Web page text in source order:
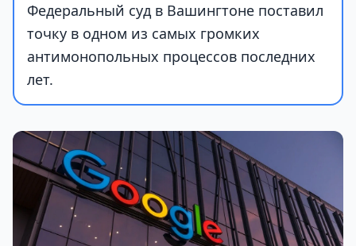
Федеральный суд в Вашингтоне поставил
точку в одном из самых громких
антимонопольных процессов последних
лет.